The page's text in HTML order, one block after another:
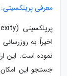
معرفی
اخیراً به
نموده است. این
جستجو این